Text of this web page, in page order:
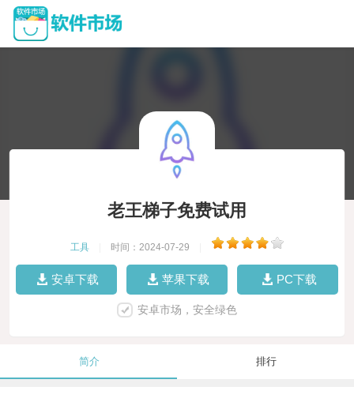
老王梯子免费试用
工具 时间：2024-07-29
安卓下载 苹果下载 PC下载
安卓市场，安全绿色
简介 排行